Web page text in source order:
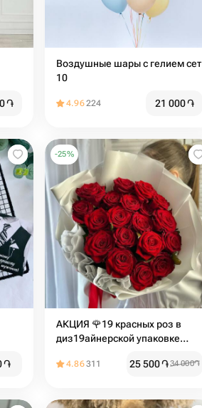
֏
Воздушные шары с гелием сет
10
4.96224 21 000֏
֏
-25%
АКЦИЯ 🌹19 красных роз в
диз19айнерской упаковке
4.86311 25 500֏34 000֏